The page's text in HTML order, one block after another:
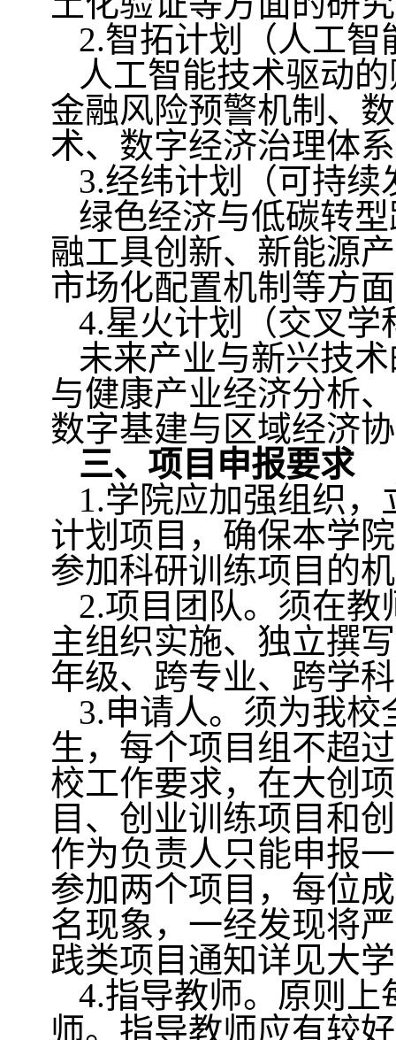
2.智拓计划（人工智
人工智能技术驱动
金融风险预警机制、
术、数字经济治理体
3.经纬计划
（可持
绿色经济与低碳转
融工具创新、新能源
市场化配置机制等方
4.星火计划（交叉学
未来产业与新兴技
与健康产业经济分析
数字基建与区域经济
三、项目申报要求
1.学院应加强组织，
计划项目，确保本学
参加科研训练项目的
2.项目团队。须在教
主组织实施、独立撰
年级、跨专业、跨学
3.申请人。须为我
生，每个项目组不超过
校工作要求，在大创
目、创业训练项目和
作为负责人只能申报
参加两个项目，每位
名现象，一经发现将
践类项目通知详见大
4.指导教师。原则上
师。指导教师应有较